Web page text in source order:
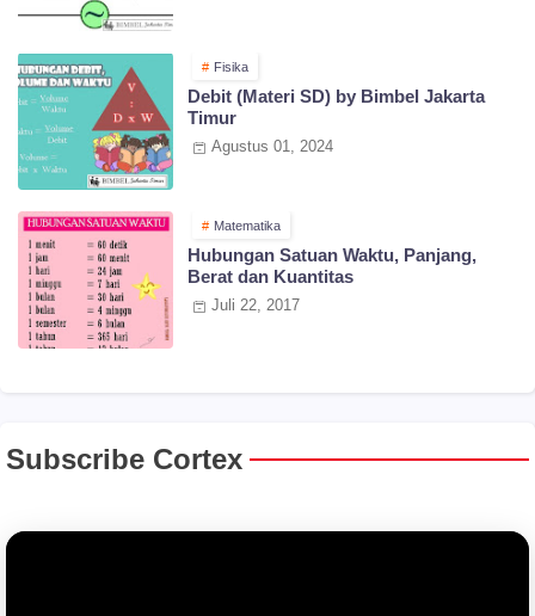
Fisika
Debit (Materi SD) by Bimbel Jakarta
Timur
Agustus 01, 2024
Matematika
Hubungan Satuan Waktu, Panjang,
Berat dan Kuantitas
Juli 22, 2017
Subscribe Cortex